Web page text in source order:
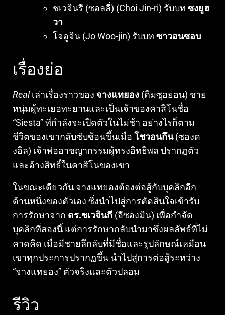
ชเวจินรี (ซอลลี่) (Choi Jin-ri) รับบท ซงยูฮ
วา
โจอูจิน (Jo Woo-jin) รับบท ซาวอนซอบ
เรื่องย่อ
Realเล่าเรื่องราวของ จางแทยอง (คิมซูฮยอน) ชาย
หนุ่มผู้ทะเยอทะยานและเป็นเจ้าของคาสิโนชื่อ
“Siesta” ที่กำลังจะเปิดตัวในไม่ช้า อย่างไรก็ตาม
ชีวิตของเขากลับซับซ้อนขึ้นเมื่อ โชวอนกึน(ซองด
งอิล) เจ้าพ่ออาชญากรรมผู้ทรงอิทธิพล ปรากฏตัว
และอ้างสิทธิ์ในคาสิโนของเขา
ในขณะเดียวกัน จางแทยองต้องต่อสู้กับบุคลิกอีก
ด้านหนึ่งของตัวเอง ซึ่งนำไปสู่การตัดสินใจเข้ารับ
การรักษาจาก ดร.ชเวจินกี (อีซองมิน) เพื่อกำจัด
บุคลิกที่สองนี้ แต่การรักษากลับนำมาซึ่งผลลัพธ์ที่ไม่
คาดคิด เมื่อมีชายลึกลับที่มีชื่อและรูปลักษณ์เหมือน
เขาทุกประการปรากฏขึ้น นำไปสู่การต่อสู้ระหว่าง
“จางแทยอง” ตัวจริงและตัวปลอม
รีวิว